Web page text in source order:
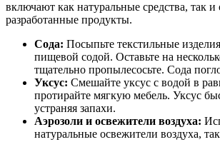
включают как натуральные средства, так и
разработанные продукты.
Сода: Посыпьте текстильные
пищевой содой. Оставьте на
тщательно пропылесосьте. Сода
Уксус: Смешайте уксус с водой в
протирайте мягкую мебель. Уксус
устраняя запахи.
Аэрозоли и освежители воздуха:
натуральные освежители воздуха,